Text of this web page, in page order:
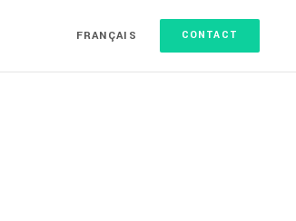
CONTACT
FRANÇAIS